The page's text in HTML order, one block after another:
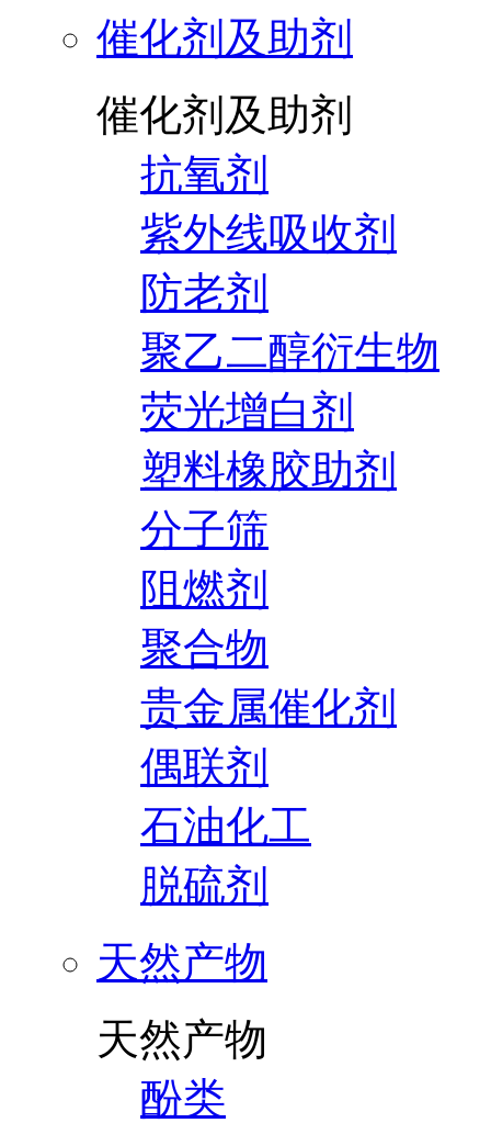
催化剂及助剂
催化剂及助剂
抗氧剂
紫外线吸收剂
防老剂
聚乙二醇衍生物
荧光增白剂
塑料橡胶助剂
分子筛
阻燃剂
聚合物
贵金属催化剂
偶联剂
石油化工
脱硫剂
天然产物
天然产物
酚类